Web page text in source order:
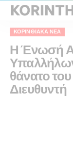
ΚΟΡΙΝΘΙΑΚΆ ΝΈΑ
Η Ένωσή
Υπαλλήλων
θάνατο
Διευθυντή